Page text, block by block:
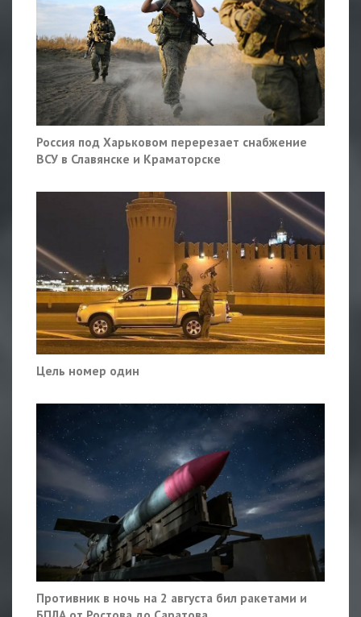
Россия под Харьковом перерезает снабжение
ВСУ в Славянске и Краматорске
Цель номер один
Противник в ночь на 2 августа бил ракетами и